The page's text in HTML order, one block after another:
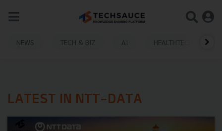
NEWS TECH & BIZ AI HEALTHTECH
LATEST IN NTT-DATA